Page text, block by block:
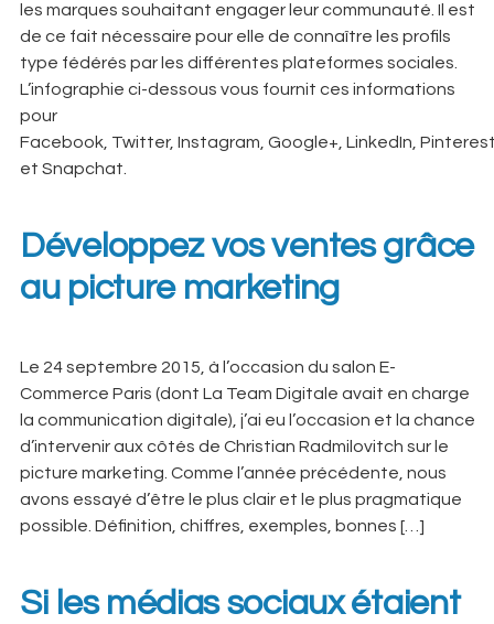
les marques souhaitant engager leur communauté. Il est
de ce fait nécessaire pour elle de connaître les profils
type fédérés par les différentes plateformes sociales.
L’infographie ci-dessous vous fournit ces informations
pour
Facebook, Twitter, Instagram, Google+, LinkedIn,
et Snapchat.
Développez vos ventes grâce
au picture marketing
Le 24 septembre 2015, à l’occasion du salon E-
Commerce Paris (dont La Team Digitale avait en charge
la communication digitale), j’ai eu l’occasion et la chance
d’intervenir aux côtés de Christian Radmilovitch sur le
picture marketing. Comme l’année précédente, nous
avons essayé d’être le plus clair et le plus pragmatique
possible. Définition, chiffres, exemples, bonnes […]
Si les médias sociaux étaient